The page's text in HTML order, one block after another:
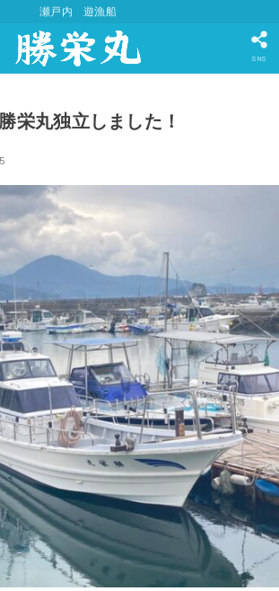
瀬戸内 遊漁船
SNS
栄丸独立しました！